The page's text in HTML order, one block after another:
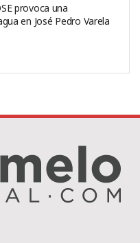
provoca una
en José Pedro Varela